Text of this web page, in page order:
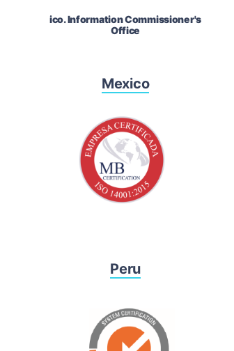
ico. Information Commissioner's
Office
Mexico
Peru